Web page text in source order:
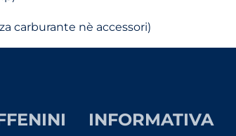
carburante nè accessori)
INFORMATIVA